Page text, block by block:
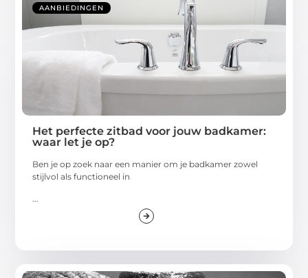
AANBIEDINGEN
Het perfecte zitbad voor jouw badkamer:
waar let je op?
Ben je op zoek naar een manier om je badkamer zowel
stijlvol als functioneel in
...